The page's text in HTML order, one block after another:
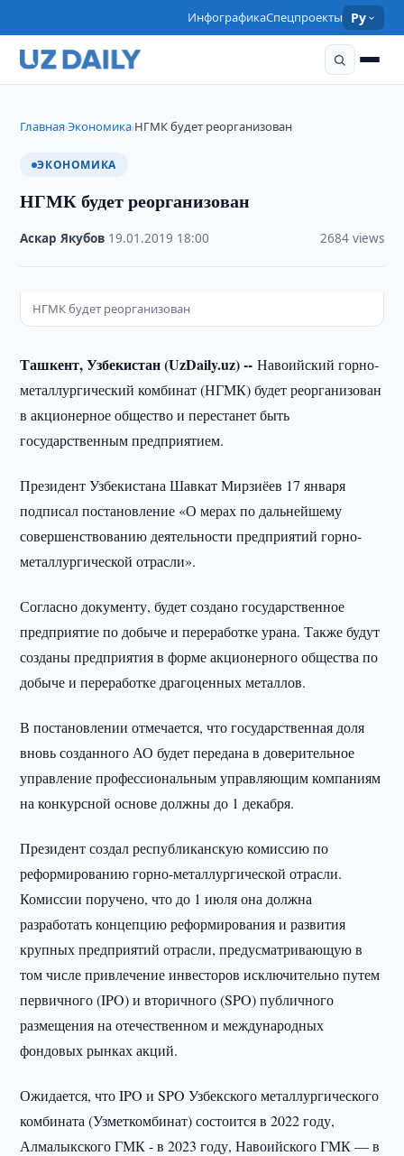
ИнфографикаСпецпроекты Ру
Главная›Экономика›НГМК будет реорганизован
ЭКОНОМИКА
НГМК будет реорганизован
Аскар Якубов 19.01.2019 18:00 2684 views
НГМК будет реорганизован
Ташкент, Узбекистан (UzDaily.uz) --Навоийский горно-
металлургический комбинат (НГМК) будет реорганизован
в акционерное общество и перестанет быть
государственным предприятием.
Президент Узбекистана Шавкат Мирзиёев 17 января
подписал постановление «О мерах по дальнейшему
совершенствованию деятельности предприятий горно-
металлургической отрасли».
Согласно документу, будет создано государственное
предприятие по добыче и переработке урана. Также будут
созданы предприятия в форме акционерного общества по
добыче и переработке драгоценных металлов.
В постановлении отмечается, что государственная доля
вновь созданного АО будет передана в доверительное
управление профессиональным управляющим компаниям
на конкурсной основе должны до 1 декабря.
Президент создал республиканскую комиссию по
реформированию горно-металлургической отрасли.
Комиссии поручено, что до 1 июля она должна
разработать концепцию реформирования и развития
крупных предприятий отрасли, предусматривающую в
том числе привлечение инвесторов исключительно путем
первичного (IPO) и вторичного (SPO) публичного
размещения на отечественном и международных
фондовых рынках акций.
Ожидается, что IPO и SPO Узбекского металлургического
комбината (Узметкомбинат) состоится в 2022 году,
Алмалыкского ГМК ­- в 2023 году, Навоийского ГМК — в